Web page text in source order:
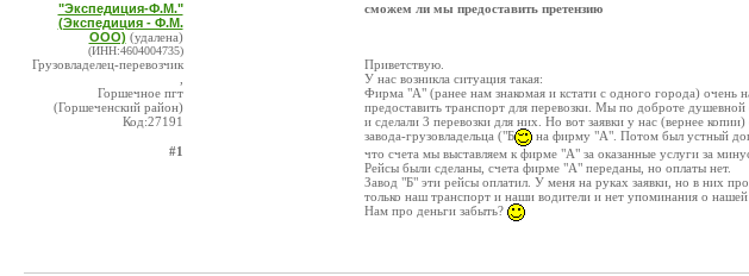
"Экспедиция-Ф.М."
(Экспедиция - Ф.М.
ООО) (удалена)
(ИНН:4604004735)
Грузовладелец-перевозчик
Горшечное пгт
(Горшеченский район)
Код:27191
#1
сможем ли мы предоставить претензию
Приветствую.
У нас возникла ситуация такая:
Фирма "А" (ранее нам знакомая и кстати с одного города) очень
предоставить транспорт для перевозки. Мы по доброте душевной
и сделали 3 перевозки для них. Но вот заявки у нас (вернее копии)
завода-грузовладельца ("Б
на фирму "А". Потом был устный
что счета мы выставляем к фирме "А" за оказанные услуги за
Рейсы были сделаны, счета фирме "А" переданы, но оплаты нет.
Завод "Б" эти рейсы оплатил. У меня на руках заявки, но в них
только наш транспорт и наши водители и нет упоминания о
Нам про деньги забыть?